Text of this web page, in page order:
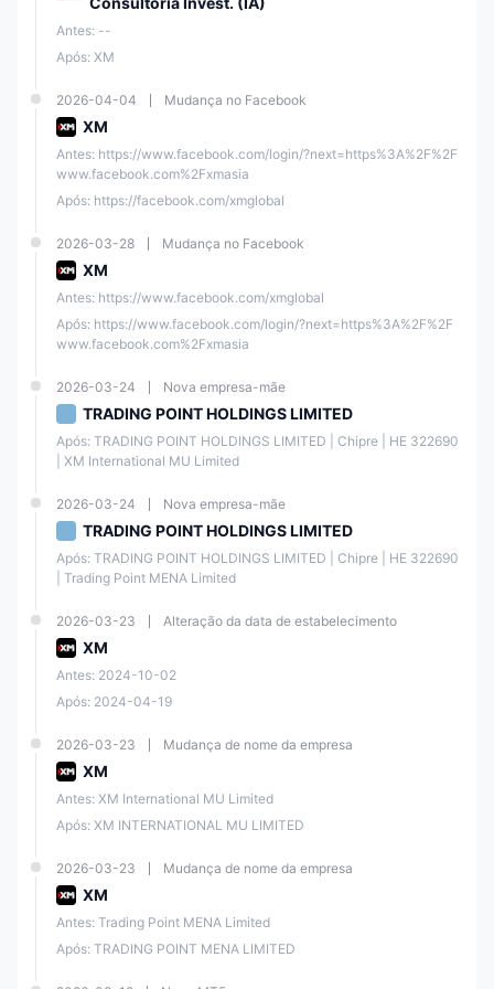
ora
CYS
EC
ula
men
tado
Poin
Fina
ncial
ume
Ltd
Maki
ng
120/
10
DFS
Reg
ula
tado
Trad
Poin
A
Limit
ed
nça
o
FSC
Reg
o
Offs
hore
XM
al
Limit
Fore
x de
397
A regulamentação multi-entidades oferece uma maior proteção ao
cliente, pois significa que o corretor está sujeito a múltiplos conjuntos
de regulamentações e padrões. Além disso, isso pode melhorar a
reputação do corretor na indústria.
Instrumentos de Mercado
instrumentos financeiros, incluindo forex, commodities, metais
índices temáticos
. Essa variedade permite que os traders
diversifiquem suas carteiras e aproveitem diferentes mercados para
implementar diferentes estratégias de negociação.
Classe de Ativos
Antes: --
Após: XM
2026-04-04 Mudança no Facebook
XM
Antes: https://www.facebook.com/login/?next=https%3A%2F%2F
www.facebook.com%2Fxmasia
Após: https://facebook.com/xmglobal
2026-03-28 Mudança no Facebook
XM
Antes: https://www.facebook.com/xmglobal
Após: https://www.facebook.com/login/?next=https%3A%2F%2F
www.facebook.com%2Fxmasia
2026-03-24 Nova empresa-mãe
TRADING POINT HOLDINGS LIMITED
Após: TRADING POINT HOLDINGS LIMITED | Chipre | ΗΕ 322690
| XM International MU Limited
2026-03-24 Nova empresa-mãe
TRADING POINT HOLDINGS LIMITED
Após: TRADING POINT HOLDINGS LIMITED | Chipre | ΗΕ 322690
| Trading Point MENA Limited
2026-03-23 Alteração da data de estabelecimento
XM
Antes: 2024-10-02
Após: 2024-04-19
2026-03-23 Mudança de nome da empresa
XM
Antes: XM International MU Limited
Após: XM INTERNATIONAL MU LIMITED
2026-03-23 Mudança de nome da empresa
XM
Antes: Trading Point MENA Limited
Após: TRADING POINT MENA LIMITED